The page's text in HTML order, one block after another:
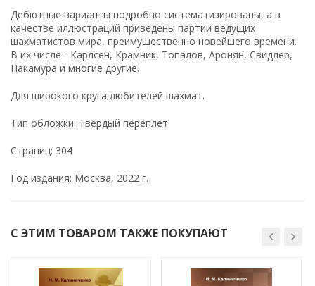
Дебютные варианты подробно систематизированы, а в
качестве иллюстраций приведены партии ведущих
шахматистов мира, преимущественно новейшего времени.
В их числе - Карлсен, Крамник, Топалов, Аронян, Свидлер,
Накамура и многие другие.
Для широкого круга любителей шахмат.
Тип обложки: Твердый переплет
Страниц: 304
Год издания: Москва, 2022 г.
С ЭТИМ ТОВАРОМ ТАКЖЕ ПОКУПАЮТ